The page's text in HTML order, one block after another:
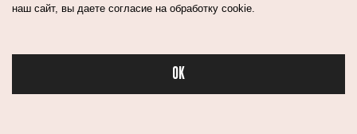
Бьюти в спорте
наш сайт, вы даете согласие на обработку cookie.
OK